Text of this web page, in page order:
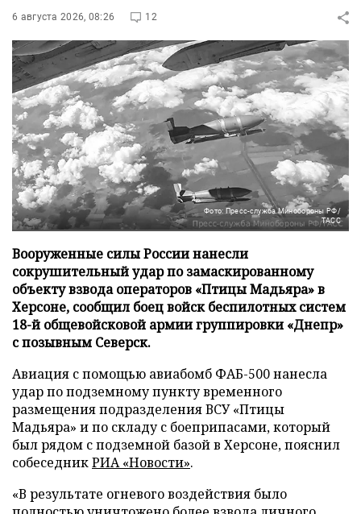
6 августа 2026, 08:26 12
Фото: Пресс-служба Минобороны РФ/
ТАСС
Вооруженные силы России нанесли
сокрушительный удар по замаскированному
объекту взвода операторов «Птицы Мадьяра» в
Херсоне, сообщил боец войск беспилотных систем
18-й общевойсковой армии группировки «Днепр»
с позывным Северск.
Авиация с помощью авиабомб ФАБ-500 нанесла
удар по подземному пункту временного
размещения подразделения ВСУ «Птицы
Мадьяра» и по складу с боеприпасами, который
был рядом с подземной базой в Херсоне, пояснил
собеседникРИА «Новости».
«В результате огневого воздействия было